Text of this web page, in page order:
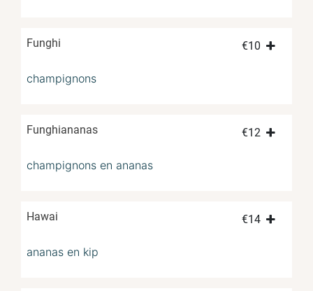
Funghi €10
champignons
Funghiananas €12
champignons en ananas
Hawai €14
ananas en kip